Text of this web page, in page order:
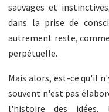
sauvages et
dans la prise de
autrement reste,
perpétuelle.
Mais alors, est-ce qu'il
souvent n'est pas
l'histoire des